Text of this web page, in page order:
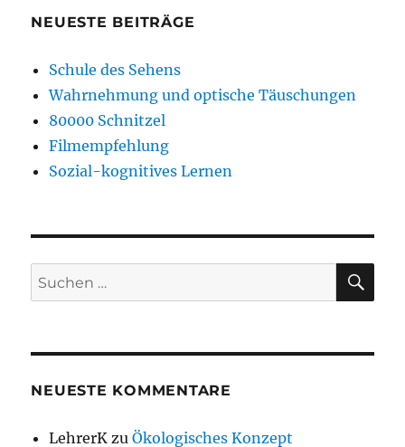
NEUESTE BEITRÄGE
Schule des Sehens
Wahrnehmung und optische Täuschungen
80000 Schnitzel
Filmempfehlung
Sozial-kognitives Lernen
Suchen
nach:
NEUESTE KOMMENTARE
LehrerK zuÖkologisches Konzept